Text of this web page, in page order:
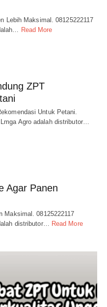
Lebih Maksimal. 08125222117
Read More
ZPT
Untuk Petani.
Agro adalah distributor…
Agar Panen
Maksimal. 08125222117
distributor…
Read More